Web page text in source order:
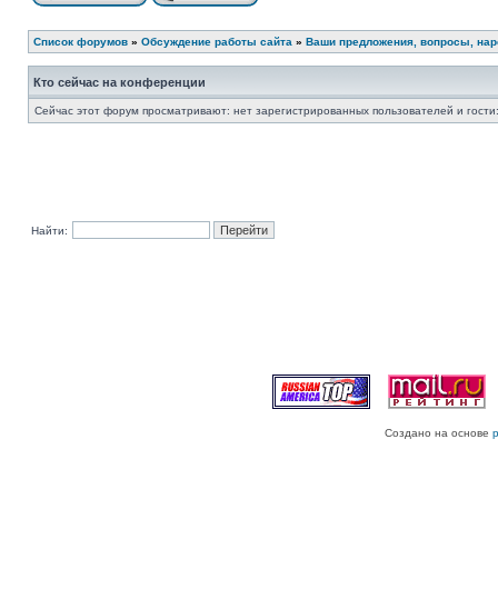
Список форумов » Обсуждение работы сайта » Ваши предложения, вопросы,
Кто сейчас на конференции
Сейчас этот форум просматривают: нет зарегистрированных пользователей и
Найти:
Создано на основе